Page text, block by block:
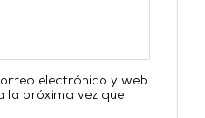
electrónico y web
la próxima vez que